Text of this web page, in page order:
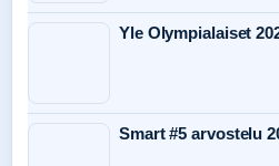
Yle Olympialaiset
Smart #5 arvostelu